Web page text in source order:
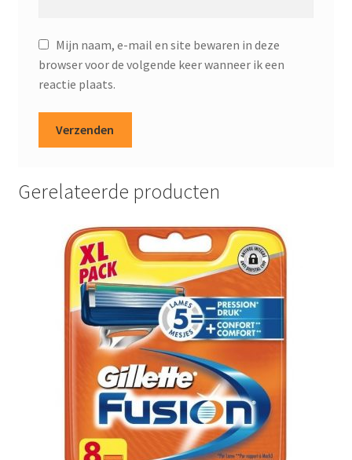
Mijn naam, e-mail en site bewaren in deze
browser voor de volgende keer wanneer ik een
reactie plaats.
Gerelateerde producten